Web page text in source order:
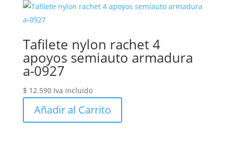
Tafilete nylon rachet 4
apoyos semiauto armadura
a-0927
$ 12.590 Iva incluido
Añadir al Carrito